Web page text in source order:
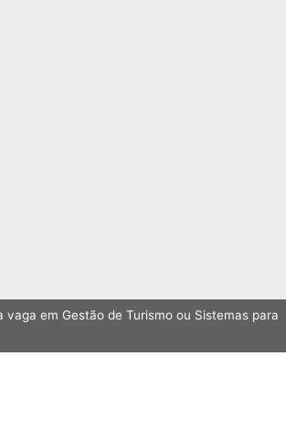
em Gestão de Turismo ou Sistemas para